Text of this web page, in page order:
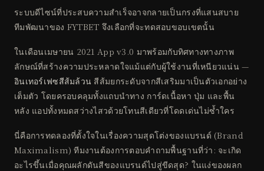
ระบบดีไซน์ที่ประสบความสำเร็จอาจกลายเป็นกรงที่แสนสบาย
ทีมพัฒนาของ FYTBET จึงเลือกที่จะทดสอบขอบเขตนั้น
ในเดือนเมษายน 2021 App v3.0 มาพร้อมกับทิศทางทางภาพ
ลักษณ์ที่สร้างความประหลาดใจแม้แต่กับผู้ใช้งานที่เหนียวแน่น —
อินเทอร์เฟซสีส้มล้วน สีส้มยกระดับจากสีเสริมมาเป็นตัวเอกอย่าง
เต็มตัว โดยครอบคลุมทั้งแถบนำทาง การ์ดเนื้อหา ปุ่ม และพื้น
หลัง แอปทั้งหมดสว่างไสวด้วยโทนสีเดียวที่โดดเด่นไม่ซ้ำใคร
นี่คือการทดลองที่ตั้งใจในเรื่องความสุดโต่งของแบรนด์ (Brand
Maximalism) ทีมงานต้องการตอบคำถามพื้นฐานที่ว่า: จะเกิด
อะไรขึ้นเมื่อคุณผลักดันสีของแบรนด์ไปสู่ขีดสุด? ในแง่ของผลก